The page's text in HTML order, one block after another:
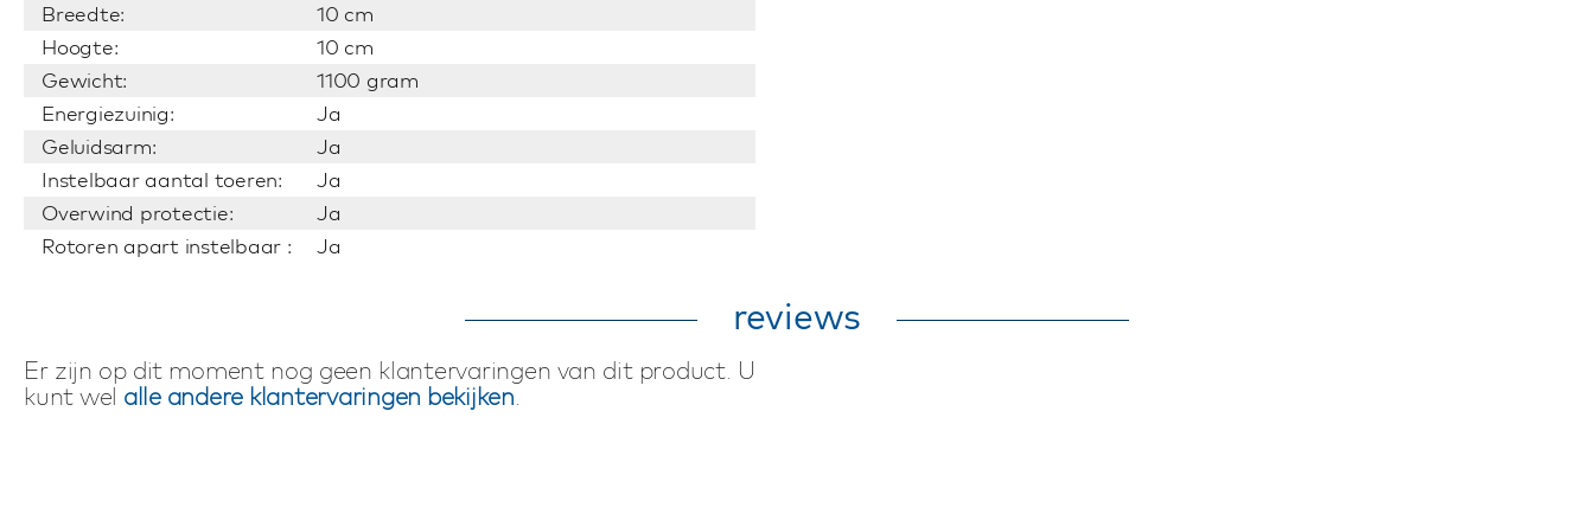
Breedte:
10 cm
Hoogte:
10 cm
Gewicht:
1100 gram
Energiezuinig:
Ja
Geluidsarm:
Ja
Instelbaar aantal toeren:
Ja
Overwind protectie:
Ja
Rotoren apart instelbaar :
Ja
reviews
Er zijn op dit moment nog geen klantervaringen van dit product. U
kunt wel alle andere klantervaringen bekijken.